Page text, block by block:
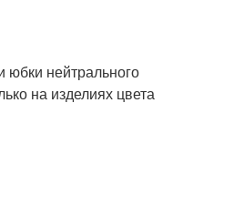
нейтрального
на изделиях цвета